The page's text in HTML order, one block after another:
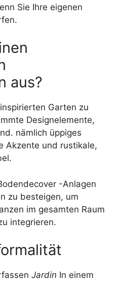
Sie Ihre eigenen
aus?
Garten zu
Designelemente,
nämlich üppiges
Akzente und rustikale,
-Anlagen
zu besteigen, um
im gesamten Raum
integrieren.
Jardin In einem